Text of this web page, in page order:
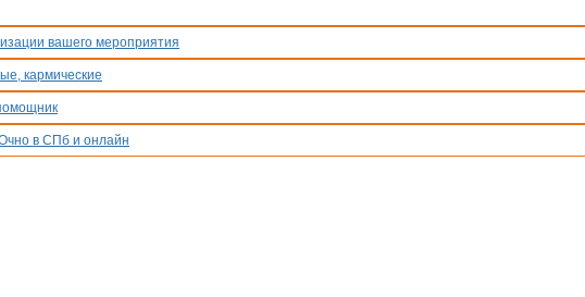
вашего мероприятия
кармические
в СПб и онлайн